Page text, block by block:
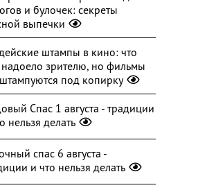
и булочек: секреты
выпечки
штампы в кино: что
зрителю, но фильмы
под копирку
Спас 1 августа - традиции
нельзя делать
спас 6 августа -
и что нельзя делать